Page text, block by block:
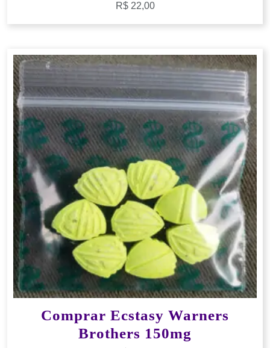
R$22,00
Comprar Ecstasy Warners
Brothers 150mg